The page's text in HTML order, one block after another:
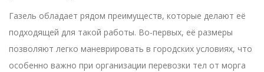
Газель обладает рядом преимуществ, которые делают её
подходящей для такой работы. Во-первых, её размеры
позволяют легко маневрировать в городских условиях, что
особенно важно при организации перевозки тел от морга